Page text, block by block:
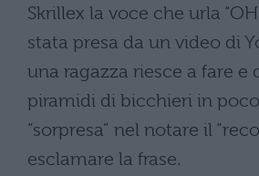
Skrillex la voce che urla “OH
stata presa da un video di
una ragazza riesce a fare e
piramidi di bicchieri in
“sorpresa” nel notare il
esclamare la frase.